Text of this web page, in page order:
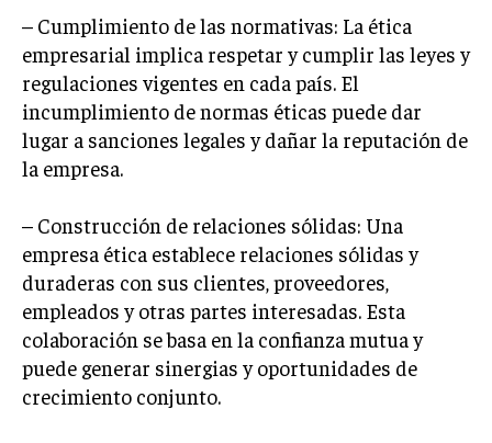
SUMINISTRO
LOGÍSTICA EMPRESARIAL
CALIDAD Y MEJORA CONTINUA
TALENTOS
COMPENSACIÓN Y BENEFICIOS
RECLUTAMIENTO Y SELECCIÓN
DESARROLLO DE PERSONAL
GESTIÓN DEL DESEMPEÑO
– Cumplimiento de las normativas: La ética
empresarial implica respetar y cumplir las leyes y
regulaciones vigentes en cada país. El
incumplimiento de normas éticas puede dar
lugar a sanciones legales y dañar la reputación de
la empresa.
– Construcción de relaciones sólidas: Una
empresa ética establece relaciones sólidas y
duraderas con sus clientes, proveedores,
empleados y otras partes interesadas. Esta
colaboración se basa en la confianza mutua y
puede generar sinergias y oportunidades de
crecimiento conjunto.